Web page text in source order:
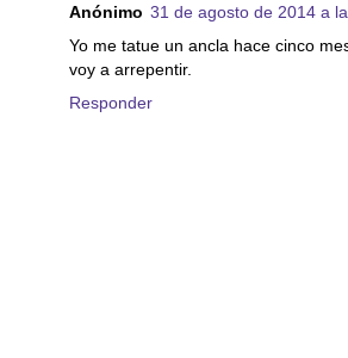
Anónimo 31 de agosto de 2014 a
Yo me tatue un ancla hace cinco
voy a arrepentir.
Responder